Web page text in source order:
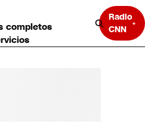
completos
Radio
CNN